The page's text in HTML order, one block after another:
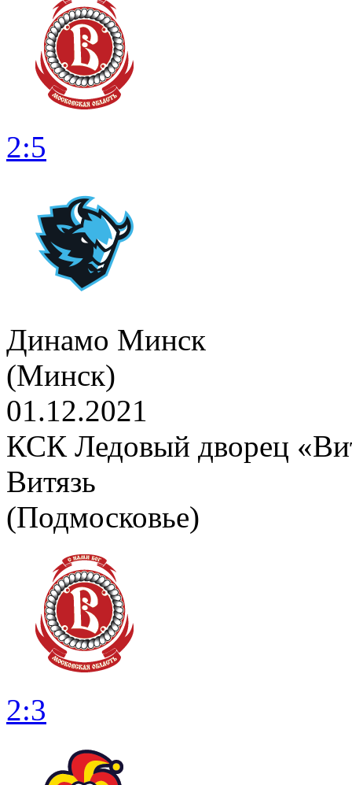
2:5
Динамо Минск
(Минск)
01.12.2021
КСК Ледовый дворец
Витязь
(Подмосковье)
2:3